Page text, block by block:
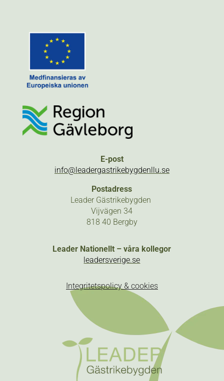
E-post
info@leadergastrikebygdenllu.se
Postadress
Leader Gästrikebygden
Vijvägen 34
818 40 Bergby
Leader Nationellt – våra kollegor
leadersverige.se
Integritetspolicy & cookies